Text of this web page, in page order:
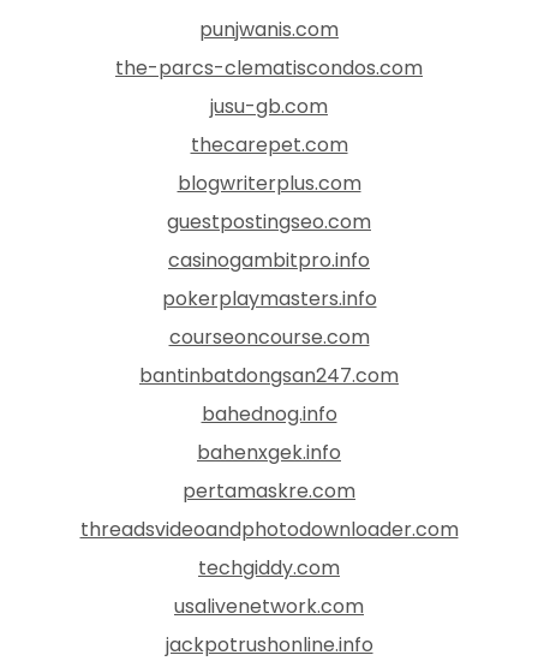
punjwanis.com
the-parcs-clematiscondos.com
jusu-gb.com
thecarepet.com
blogwriterplus.com
guestpostingseo.com
casinogambitpro.info
pokerplaymasters.info
courseoncourse.com
bantinbatdongsan247.com
bahednog.info
bahenxgek.info
pertamaskre.com
threadsvideoandphotodownloader.com
techgiddy.com
usalivenetwork.com
jackpotrushonline.info